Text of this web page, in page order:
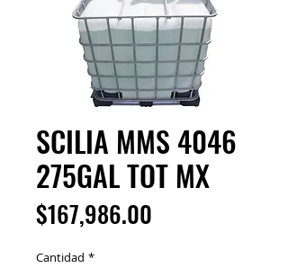
SCILIA MMS 4046
275GAL TOT MX
$167,986.00
Cantidad *